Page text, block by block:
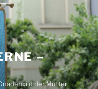
–
der Mutter